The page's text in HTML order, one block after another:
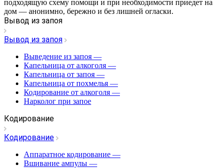
подходящую схему помощи и при необходимости приедет на
дом — анонимно, бережно и без лишней огласки.
Вывод из запоя
Вывод из запоя
Выведение из запоя —
Капельница от алкоголя —
Капельница от запоя —
Капельница от похмелья —
Кодирование от алкоголя —
Нарколог при запое
Кодирование
Кодирование
Аппаратное кодирование —
Вшивание ампулы —